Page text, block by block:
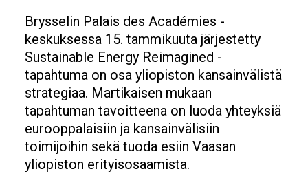
Brysselin Palais des Académies -
keskuksessa 15. tammikuuta järjestetty
Sustainable Energy Reimagined -
tapahtuma on osa yliopiston kansainvälistä
strategiaa. Martikaisen mukaan
tapahtuman tavoitteena on luoda yhteyksiä
eurooppalaisiin ja kansainvälisiin
toimijoihin sekä tuoda esiin Vaasan
yliopiston erityisosaamista.